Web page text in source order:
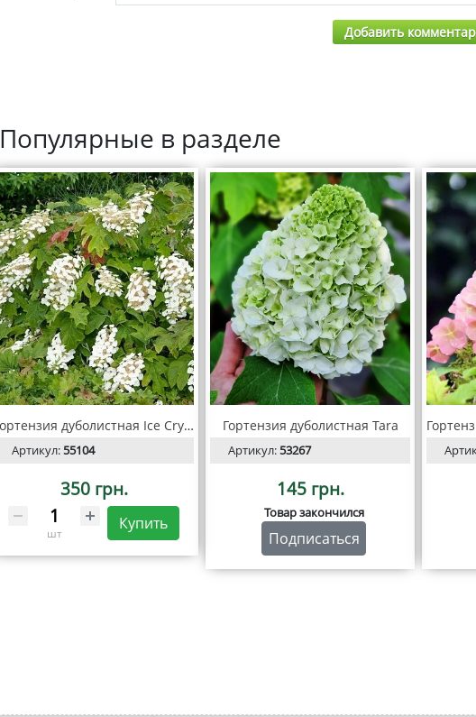
Добавить
Популярные в разделе
Гортензия дуболистная Ice Crystal
Артикул:55104
350 грн.
шт
Купить
Гортензия дуболистная Tara
Артикул:53267
145 грн.
Товар закончился
Подписаться